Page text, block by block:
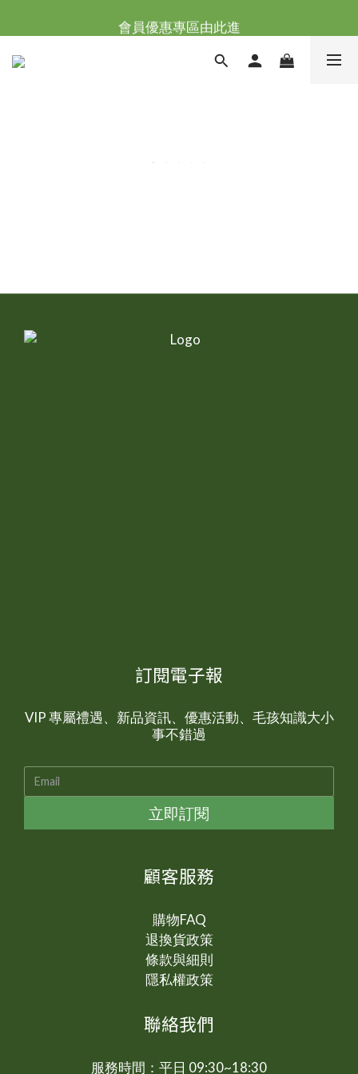
台灣滿NT$全館滿1200免運｜海外滿NT$3000免運
會員優惠專區由此進
台灣滿NT$全館滿1200免運｜海外滿NT$3000免運
訂閱電子報
VIP 專屬禮遇、新品資訊、優惠活動、毛孩知識大小
事不錯過
立即訂閱
顧客服務
購物FAQ
退換貨政策
條款與細則
隱私權政策
聯絡我們
服務時間：平日 09:30~18:30